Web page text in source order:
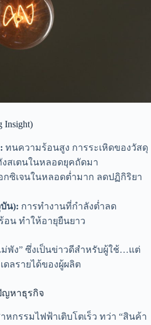
Insight)
ทนความร้อนสูง การระเหิดของวัสดุ
งสเตนในหลอดยุคถัดมา
กซิเจนในหลอดต่ำมาก ลดปฏิกิริยา
น): การทำงานที่กำลังต่ำลด
อน ทำให้อายุยืนยาว
พัง” ซึ่งเป็นข่าวดีสำหรับผู้ใช้…แต่
ดลรายได้ของผู้ผลิต
ญหาธุรกิจ
กรรมไฟฟ้าเติบโตเร็ว ทว่า “สินค้า